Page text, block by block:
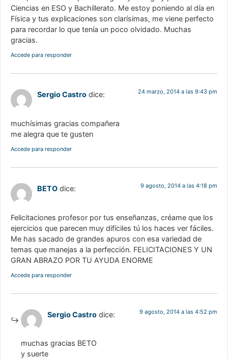
Ciencias en ESO y Bachillerato. Me estoy poniendo al día en
Física y tus explicaciones son clarísimas, me viene perfecto
para recordar lo que tenía un poco olvidado. Muchas
gracias.
Accede para responder
Sergio Castro dice: 24 marzo, 2014 a las 9:43 pm
muchísimas gracias compañera
me alegra que te gusten
Accede para responder
BETO dice: 9 agosto, 2014 a las 4:18 pm
Felicitaciones profesor por tus enseñanzas, créame que los
ejercicios que parecen muy difíciles tú los haces ver fáciles.
Me has sacado de grandes apuros con esa variedad de
temas que manejas a la perfección. FELICITACIONES Y UN
GRAN ABRAZO POR TU AYUDA ENORME
Accede para responder
Sergio Castro dice: 9 agosto, 2014 a las 4:52 pm
muchas gracias BETO
y suerte